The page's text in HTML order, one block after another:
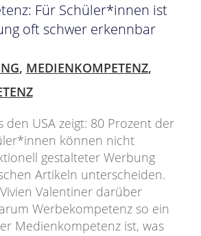
Für Schüler*innen ist
oft schwer erkennbar
, MEDIENKOMPETENZ,
den USA zeigt: 80 Prozent der
können nicht
gestalteter Werbung
Artikeln unterscheiden.
Valentiner darüber
Werbekompetenz so ein
Medienkompetenz ist, was